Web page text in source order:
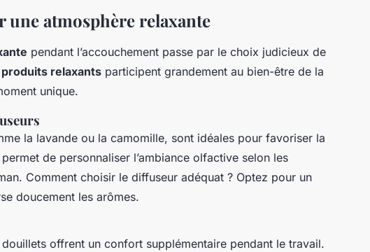
atmosphère relaxante
pendant l’accouchement passe par le choix judicieux de
produits relaxants participent grandement au bien-être de la
unique.
la lavande ou la camomille, sont idéales pour favoriser la
de personnaliser l’ambiance olfactive selon les
Comment choisir le diffuseur adéquat ? Optez pour un
doucement les arômes.
offrent un confort supplémentaire pendant le travail.